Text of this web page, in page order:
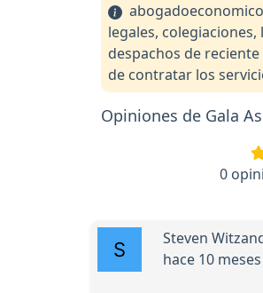
legales,
despachos de
de contratar los
Opiniones de Gala
0
Steven
hace 10